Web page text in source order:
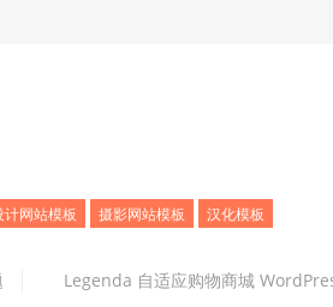
计网站模板 摄影网站模板 汉化模板
Legenda 自适应购物商城